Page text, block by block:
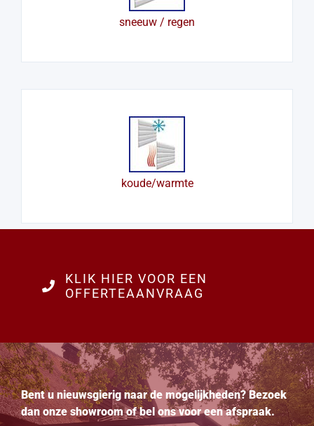
sneeuw / regen
koude/warmte
KLIK HIER VOOR EEN
OFFERTEAANVRAAG
Bent u nieuwsgierig naar de mogelijkheden? Bezoek
dan onze showroom of bel ons voor een afspraak.